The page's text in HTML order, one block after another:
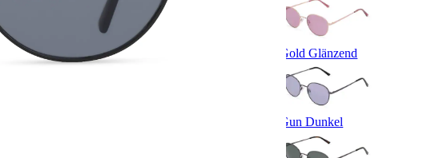
Gold Glänzend
Gun Dunkel